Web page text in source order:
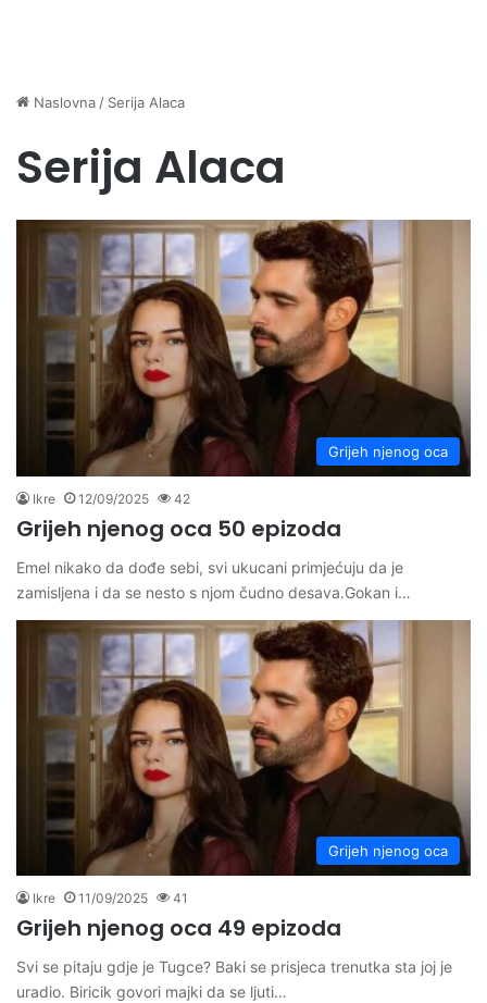
Naslovna / Serija Alaca
Serija Alaca
Grijeh njenog oca
Ikre 12/09/2025 42
Grijeh njenog oca 50 epizoda
Emel nikako da dođe sebi, svi ukucani primjećuju da je
zamisljena i da se nesto s njom čudno desava.Gokan i…
Grijeh njenog oca
Ikre 11/09/2025 41
Grijeh njenog oca 49 epizoda
Svi se pitaju gdje je Tugce? Baki se prisjeca trenutka sta joj je
uradio. Biricik govori majki da se ljuti…